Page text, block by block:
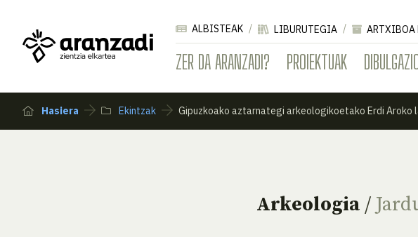
ZER DA ARANZADI? PROIEKTUAK
ALBISTEAK LIBURUTEGIA ARTXIBOA
Hasiera Ekintzak Gipuzkoako aztarnategi arkeologikoetako Erdi Aroko
Arkeologia/